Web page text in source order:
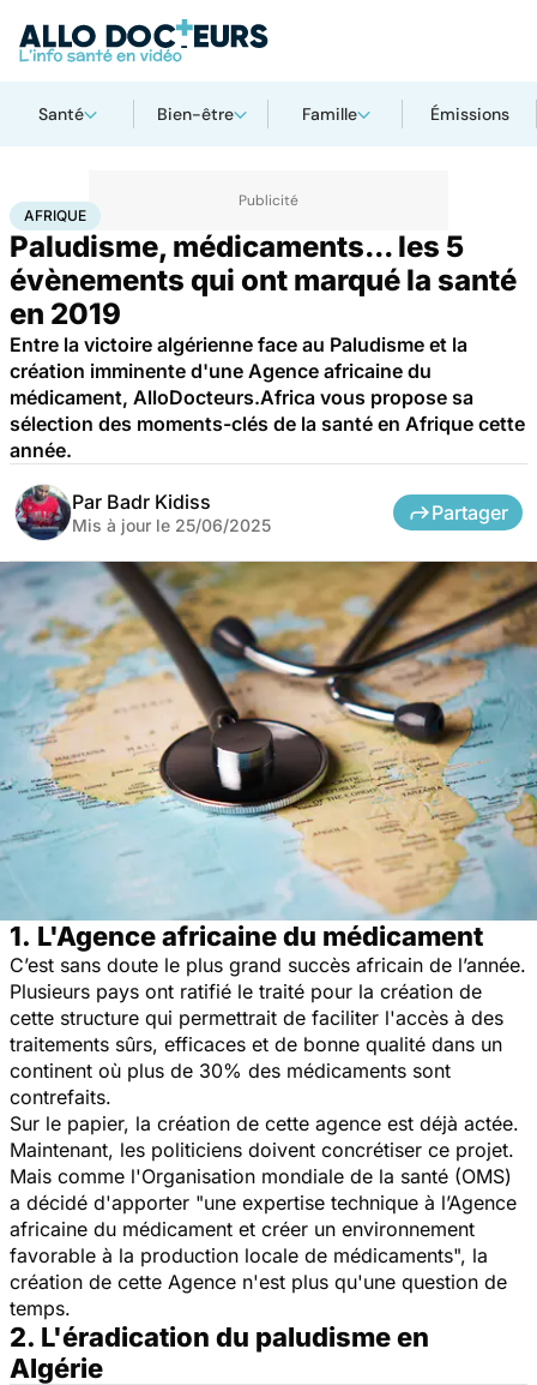
Santé Bien-être Famille Émissions
AccueilSanté Santé publiqueAfrique
AFRIQUE
Paludisme, médicaments... les 5
évènements qui ont marqué la santé
en 2019
Entre la victoire algérienne face au Paludisme et la
création imminente d'une Agence africaine du
médicament, AlloDocteurs.Africa vous propose sa
sélection des moments-clés de la santé en Afrique cette
année.
Par Badr Kidiss
Mis à jour le 25/06/2025
Partager
1. L'Agence africaine du médicament
C’est sans doute le plus grand succès africain de l’année.
Plusieurs pays ont ratifié le traité pour la création de
cette structure qui permettrait de faciliter l'accès à des
traitements sûrs, efficaces et de bonne qualité dans un
continent où plus de 30% des médicaments sont
contrefaits.
Sur le papier, la création de cette agence est déjà actée.
Maintenant, les politiciens doivent concrétiser ce projet.
Mais comme l'Organisation mondiale de la santé (OMS)
a décidé d'apporter "une expertise technique à l’Agence
africaine du médicament et créer un environnement
favorable à la production locale de médicaments", la
création de cette Agence n'est plus qu'une question de
temps.
2. L'éradication du paludisme en
Algérie